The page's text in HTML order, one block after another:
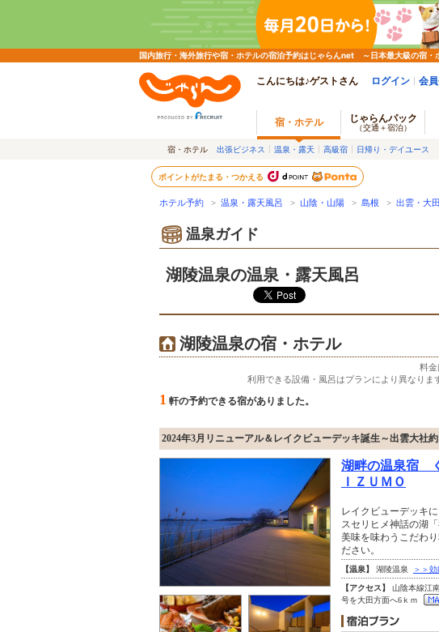
国内旅行・海外旅行や宿・ホテルの宿泊予約はじゃらんnet ～日本最大級の宿・
こんにちは♪ゲストさん ログイン 会
宿・ホテル じゃらんパック
（交通＋宿泊）
宿・ホテル 出張ビジネス 温泉・露天 高級宿 日帰り・デイユース
ポイントがたまる・つかえる
ホテル予約 > 温泉・露天風呂 > 山陰・山陽 > 島根 > 出雲・大
温泉ガイド
湖陵温泉の温泉・露天風呂
湖陵温泉の宿・ホテル
料金
利用できる設備・風呂はプランにより異なり
1 軒の予約できる宿がありました。
2024年3月リニューアル＆レイクビューデッキ誕生～出雲大社
湖畔の温泉宿
ＩＺＵＭＯ
レイクビューデッキ
スセリヒメ神話の湖
美味を味わうこだわ
ださい。
【温泉】 湖陵温泉 ＞＞
【アクセス】
山陰本線江
号を大田方面へ6ｋｍ